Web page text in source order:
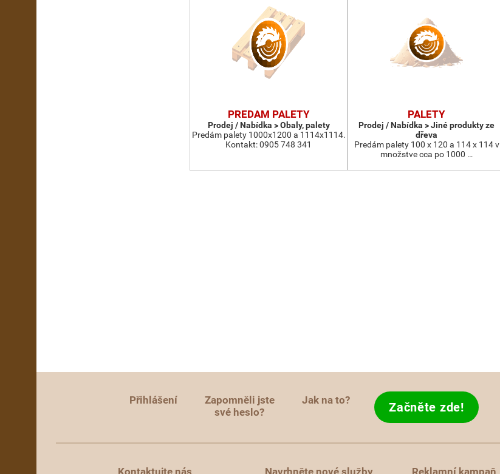
PREDAM PALETY
Prodej / Nabídka > Obaly, palety
Predám palety 1000x1200 a 1114x1114.
Kontakt: 0905 748 341
PALETY
Prodej / Nabídka > Jiné produkty ze
dřeva
Predám palety 100 x 120 a 114 x 114 v
množstve cca po 1000 …
Přihlášení
Zapomněli jste
své heslo?
Jak na to? Začněte zde!
Kontaktujte nás Navrhněte nové služby Reklamní kampaň